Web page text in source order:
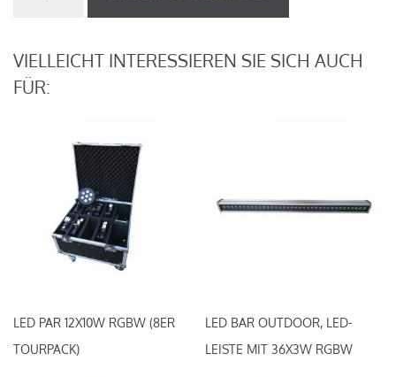
12x10W
Menge
VIELLEICHT INTERESSIEREN SIE SICH AUCH
FÜR:
LED PAR 12X10W RGBW (8ER
TOURPACK)
LED BAR OUTDOOR, LED-
LEISTE MIT 36X3W RGBW